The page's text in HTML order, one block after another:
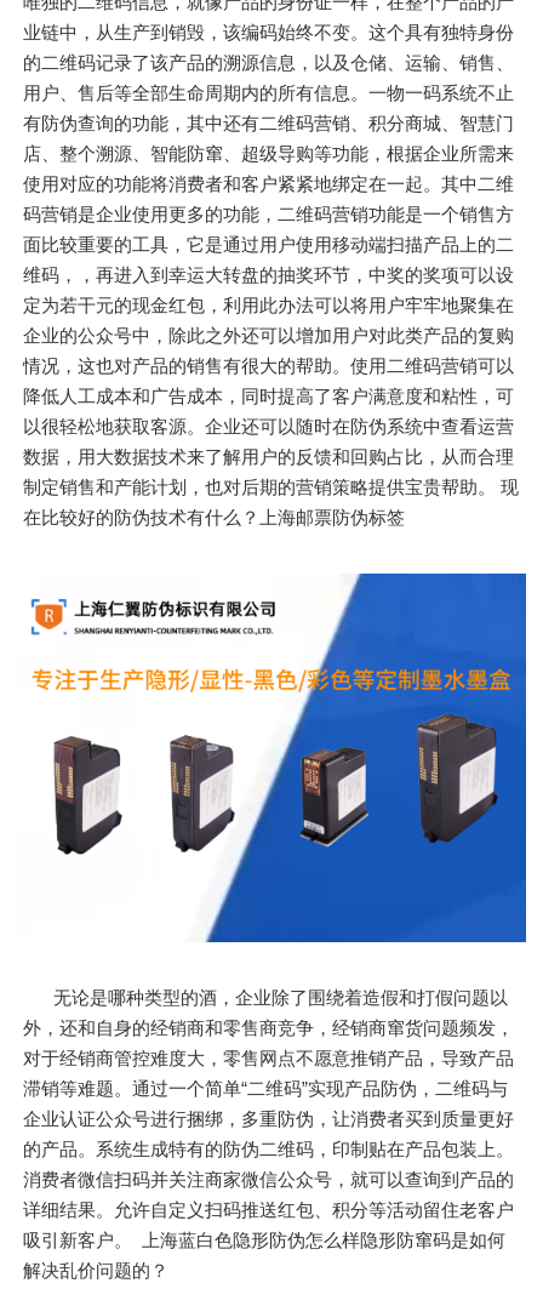
业链中，从生产到销毁，该编码始终不变。这个具有独特身份
的二维码记录了该产品的溯源信息，以及仓储、运输、销售、
用户、售后等全部生命周期内的所有信息。一物一码系统不止
有防伪查询的功能，其中还有二维码营销、积分商城、智慧门
店、整个溯源、智能防窜、超级导购等功能，根据企业所需来
使用对应的功能将消费者和客户紧紧地绑定在一起。其中二维
码营销是企业使用更多的功能，二维码营销功能是一个销售方
面比较重要的工具，它是通过用户使用移动端扫描产品上的二
维码，，再进入到幸运大转盘的抽奖环节，中奖的奖项可以设
定为若干元的现金红包，利用此办法可以将用户牢牢地聚集在
企业的公众号中，除此之外还可以增加用户对此类产品的复购
情况，这也对产品的销售有很大的帮助。使用二维码营销可以
降低人工成本和广告成本，同时提高了客户满意度和粘性，可
以很轻松地获取客源。企业还可以随时在防伪系统中查看运营
数据，用大数据技术来了解用户的反馈和回购占比，从而合理
制定销售和产能计划，也对后期的营销策略提供宝贵帮助。 现
在比较好的防伪技术有什么？上海邮票防伪标签
无论是哪种类型的酒，企业除了围绕着造假和打假问题以
外，还和自身的经销商和零售商竞争，经销商窜货问题频发，
对于经销商管控难度大，零售网点不愿意推销产品，导致产品
滞销等难题。通过一个简单“二维码”实现产品防伪，二维码与
企业认证公众号进行捆绑，多重防伪，让消费者买到质量更好
的产品。系统生成特有的防伪二维码，印制贴在产品包装上。
消费者微信扫码并关注商家微信公众号，就可以查询到产品的
详细结果。允许自定义扫码推送红包、积分等活动留住老客户
吸引新客户。 上海蓝白色隐形防伪怎么样隐形防窜码是如何
解决乱价问题的？